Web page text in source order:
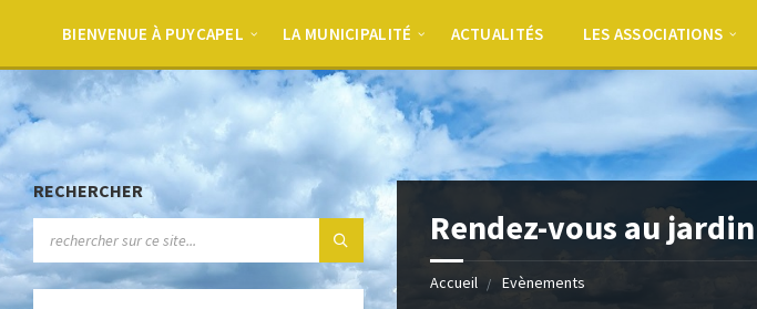
BIENVENUE À PUYCAPEL LA MUNICIPALITÉ ACTUALITÉS LES ASSOCIATIONS
Rendez-vous au
Accueil Evènements
RECHERCHER